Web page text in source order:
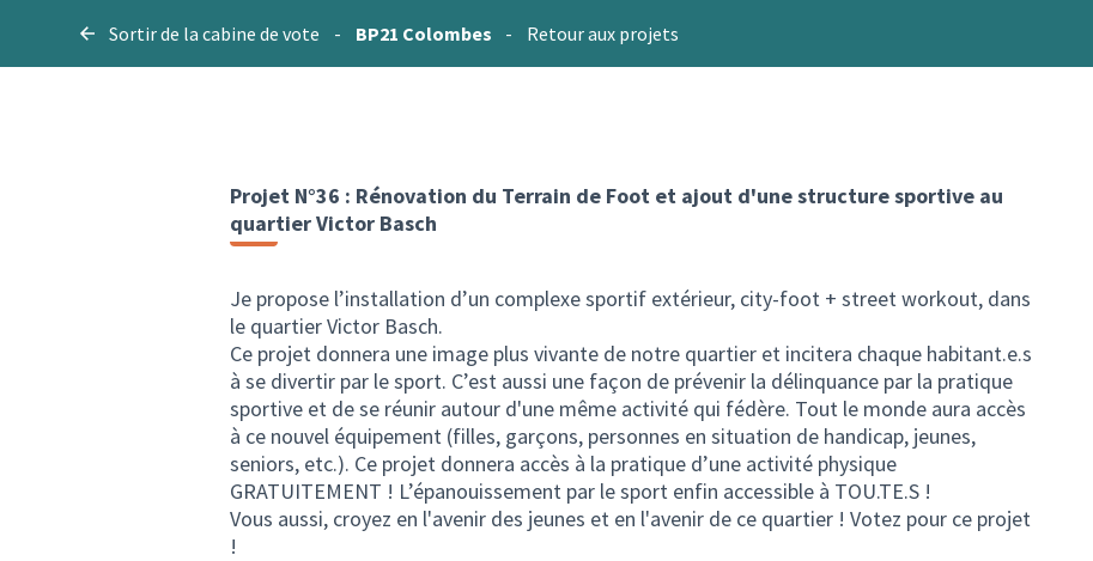
Sortir de la cabine de vote - BP21 Colombes - Retour aux projets
Projet N°36 : Rénovation du Terrain de Foot et ajout d'une structure sportive au
quartier Victor Basch
Je propose l’installation d’un complexe sportif extérieur, city-foot + street workout, dans
le quartier Victor Basch.
Ce projet donnera une image plus vivante de notre quartier et incitera chaque habitant.e.s
à se divertir par le sport. C’est aussi une façon de prévenir la délinquance par la pratique
sportive et de se réunir autour d'une même activité qui fédère. Tout le monde aura accès
à ce nouvel équipement (filles, garçons, personnes en situation de handicap, jeunes,
seniors, etc.). Ce projet donnera accès à la pratique d’une activité physique
GRATUITEMENT ! L’épanouissement par le sport enfin accessible à TOU.TE.S !
Vous aussi, croyez en l'avenir des jeunes et en l'avenir de ce quartier ! Votez pour ce projet
!